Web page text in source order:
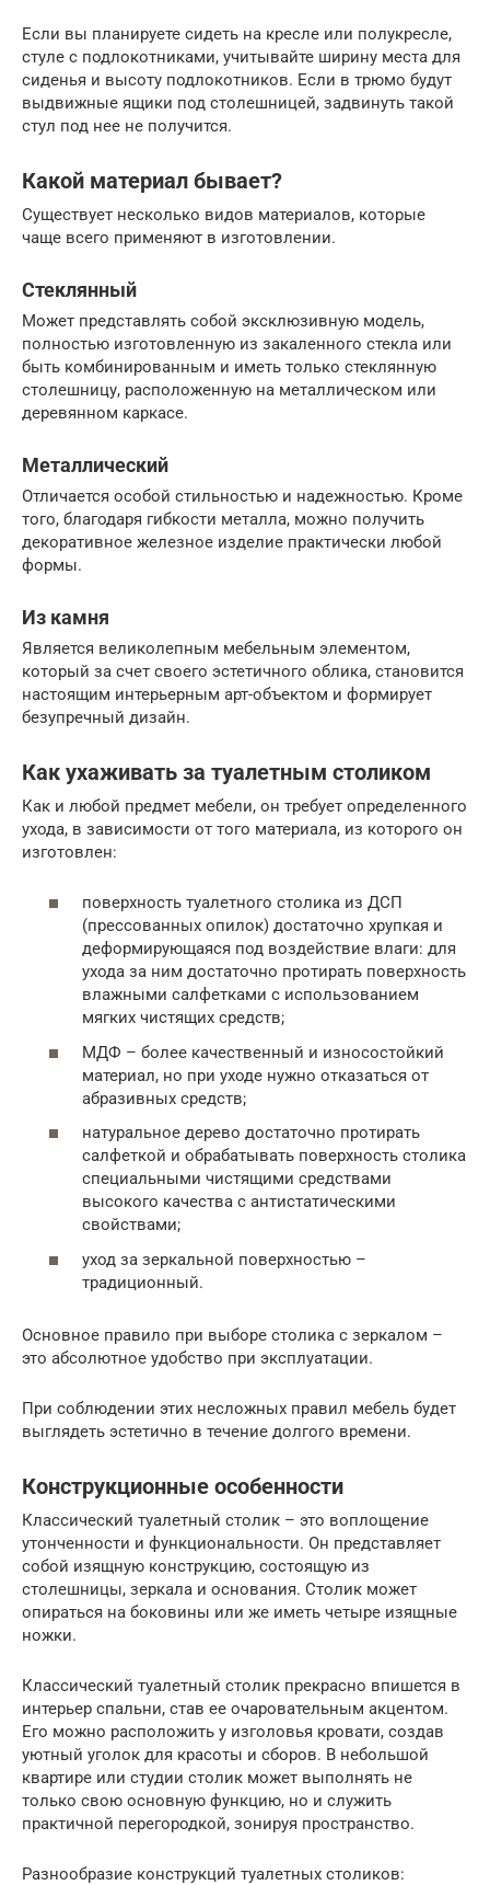
Если вы планируете сидеть на кресле или полукресле,
стуле с подлокотниками, учитывайте ширину места для
сиденья и высоту подлокотников. Если в трюмо будут
выдвижные ящики под столешницей, задвинуть такой
стул под нее не получится.
Какой материал бывает?
Существует несколько видов материалов, которые
чаще всего применяют в изготовлении.
Стеклянный
Может представлять собой эксклюзивную модель,
полностью изготовленную из закаленного стекла или
быть комбинированным и иметь только стеклянную
столешницу, расположенную на металлическом или
деревянном каркасе.
Металлический
Отличается особой стильностью и надежностью. Кроме
того, благодаря гибкости металла, можно получить
декоративное железное изделие практически любой
формы.
Из камня
Является великолепным мебельным элементом,
который за счет своего эстетичного облика, становится
настоящим интерьерным арт-объектом и формирует
безупречный дизайн.
Как ухаживать за туалетным столиком
Как и любой предмет мебели, он требует определенного
ухода, в зависимости от того материала, из которого он
изготовлен:
поверхность туалетного столика из ДСП
(прессованных опилок) достаточно хрупкая и
деформирующаяся под воздействие влаги: для
ухода за ним достаточно протирать поверхность
влажными салфетками с использованием
мягких чистящих средств;
МДФ – более качественный и износостойкий
материал, но при уходе нужно отказаться от
абразивных средств;
натуральное дерево достаточно протирать
салфеткой и обрабатывать поверхность столика
специальными чистящими средствами
высокого качества с антистатическими
свойствами;
уход за зеркальной поверхностью –
традиционный.
Основное правило при выборе столика с зеркалом –
это абсолютное удобство при эксплуатации.
При соблюдении этих несложных правил мебель будет
выглядеть эстетично в течение долгого времени.
Конструкционные особенности
Классический туалетный столик – это воплощение
утонченности и функциональности. Он представляет
собой изящную конструкцию, состоящую из
столешницы, зеркала и основания. Столик может
опираться на боковины или же иметь четыре изящные
ножки.
Классический туалетный столик прекрасно впишется в
интерьер спальни, став ее очаровательным акцентом.
Его можно расположить у изголовья кровати, создав
уютный уголок для красоты и сборов. В небольшой
квартире или студии столик может выполнять не
только свою основную функцию, но и служить
практичной перегородкой, зонируя пространство.
Разнообразие конструкций туалетных столиков: